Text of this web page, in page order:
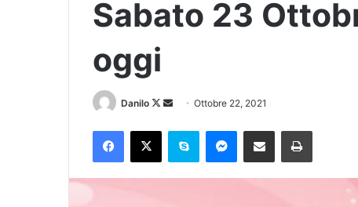
Sabato 23
oggi
Danilo Ottobre 22, 2021